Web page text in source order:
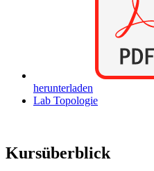
herunterladen
Lab Topologie
Kursüberblick